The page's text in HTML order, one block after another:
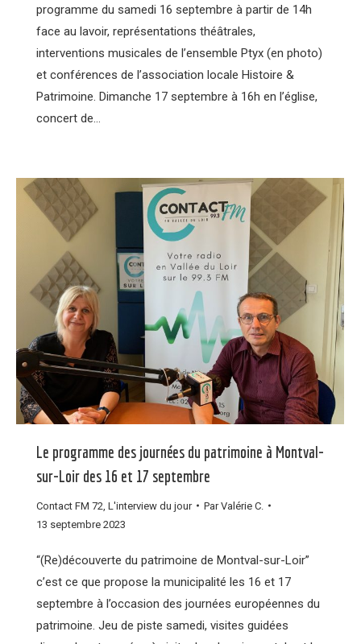
programme du samedi 16 septembre à partir de 14h
face au lavoir, représentations théâtrales,
interventions musicales de l’ensemble Ptyx (en photo)
et conférences de l’association locale Histoire &
Patrimoine. Dimanche 17 septembre à 16h en l’église,
concert de…
Le programme des journées du patrimoine à Montval-
sur-Loir des 16 et 17 septembre
Contact FM 72 L'interview du jour ParValérie C.
13 septembre 2023
“(Re)découverte du patrimoine de Montval-sur-Loir”
c’est ce que propose la municipalité les 16 et 17
septembre à l’occasion des journées européennes du
patrimoine. Jeu de piste samedi, visites guidées